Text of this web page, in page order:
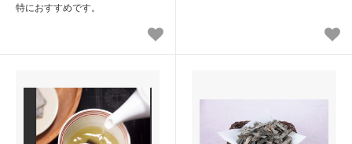
特におすすめです。